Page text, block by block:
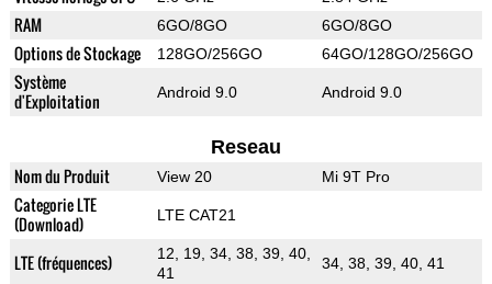
RAM 6GO/8GO 6GO/8GO
Options de Stockage 128GO/256GO 64GO/128GO/256GO
Système
d'Exploitation
Android 9.0 Android 9.0
Reseau
Nom du Produit View 20 Mi 9T Pro
Categorie LTE
(Download)
LTE CAT21
LTE (fréquences)
12, 19, 34, 38, 39, 40,
41
34, 38, 39, 40, 41